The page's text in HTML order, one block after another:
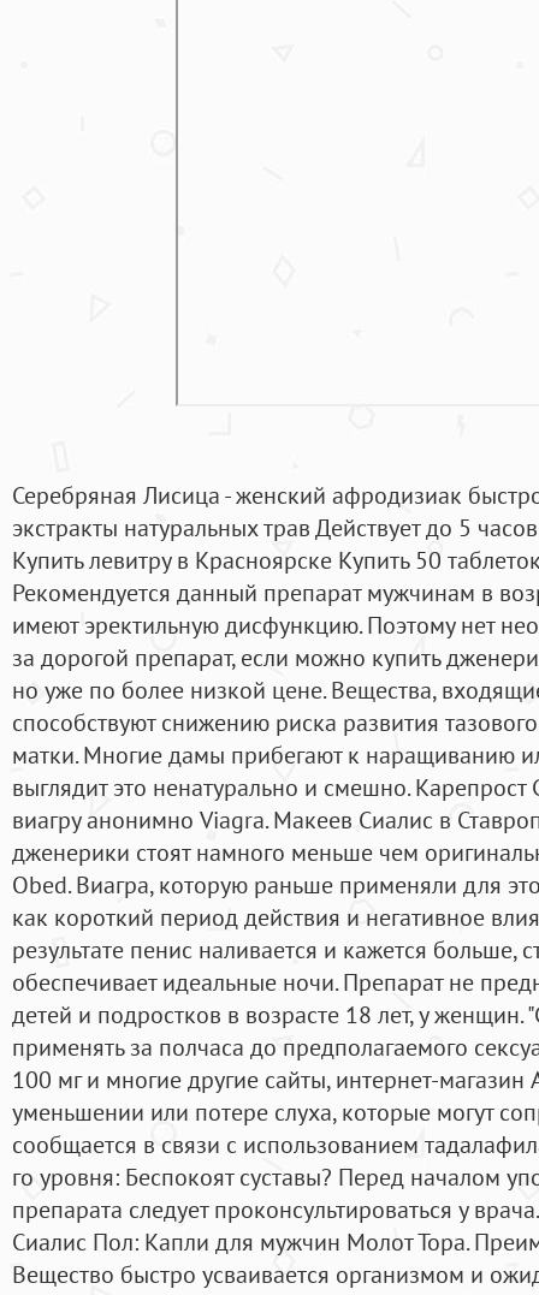
Серебряная Лисица - женский афродизиак
экстракты натуральных трав Действует до 5
Купить левитру в Красноярске Купить 50
Рекомендуется данный препарат мужчинам в
имеют эректильную дисфункцию. Поэтому нет
за дорогой препарат, если можно купить
но уже по более низкой цене. Вещества,
способствуют снижению риска развития
матки. Многие дамы прибегают к наращиванию
выглядит это ненатурально и смешно.
виагру анонимно Viagra. Макеев Сиалис в
дженерики стоят намного меньше чем
Obed. Виагра, которую раньше применяли для
как короткий период действия и негативное
результате пенис наливается и кажется больше,
обеспечивает идеальные ночи. Препарат не
детей и подростков в возрасте 18 лет, у женщин.
применять за полчаса до предполагаемого
100 мг и многие другие сайты, интернет-
уменьшении или потере слуха, которые могут
сообщается в связи с использованием
го уровня: Беспокоят суставы? Перед началом
препарата следует проконсультироваться у
Сиалис Пол: Капли для мужчин Молот Тора.
Вещество быстро усваивается организмом и